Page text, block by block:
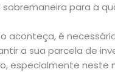
para a
aconteça, é
a sua parcela de
especialmente neste